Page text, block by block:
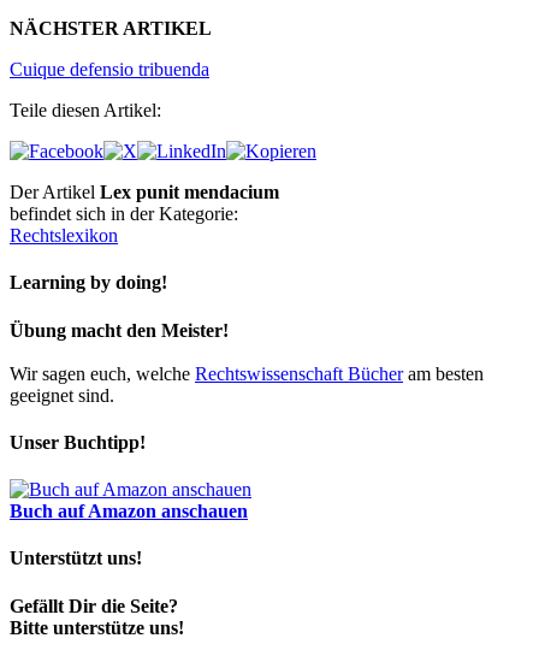
NÄCHSTER ARTIKEL
Cuique defensio tribuenda
Teile diesen Artikel:
Der Artikel Lex punit mendacium
befindet sich in der Kategorie:
Rechtslexikon
Learning by doing!
Übung macht den Meister!
Wir sagen euch, welche Rechtswissenschaft Bücheram besten
geeignet sind.
Unser Buchtipp!
Buch auf Amazon anschauen
Unterstützt uns!
Gefällt Dir die Seite?
Bitte unterstütze uns!